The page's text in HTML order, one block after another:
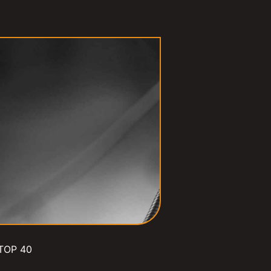
40